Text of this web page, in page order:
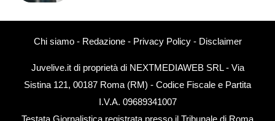
Chi siamo- Redazione- Privacy Policy- Disclaimer
Juvelive.it di proprietà di NEXTMEDIAWEB SRL - Via
Sistina 121, 00187 Roma (RM) - Codice Fiscale e Partita
I.V.A. 09689341007
Testata Giornalistica registrata presso il Tribunale di Roma